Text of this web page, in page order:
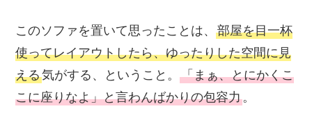
このソファを置いて思ったことは、部屋を目一杯
使ってレイアウトしたら、ゆったりした空間に見
える気がする、ということ。「まぁ、とにかくこ
こに座りなよ」と言わんばかりの包容力。